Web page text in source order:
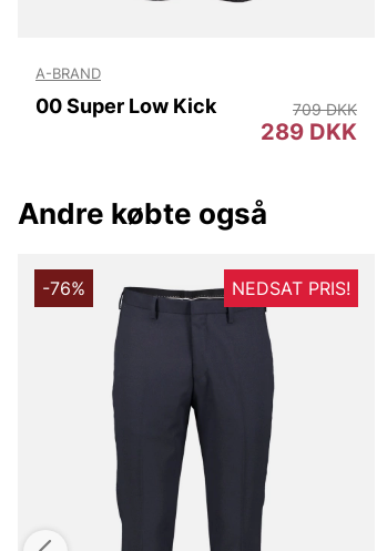
A-BRAND
00 Super Low Kick
289 DKK
709 DKK
Andre købte også
-76% NEDSAT PRIS!